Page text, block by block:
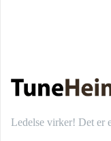
Ledelse virker! Det er